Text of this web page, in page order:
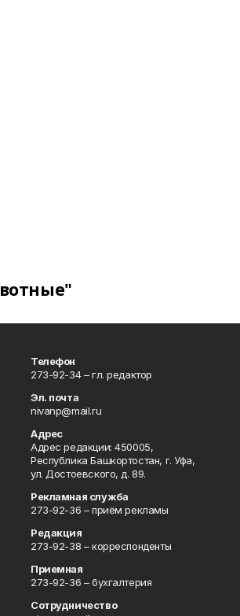
Телефон
273-92-34 – гл. редактор
Эл. почта
nivanp@mail.ru
Адрес
Адрес редакции: 450005,
Республика Башкортостан, г. Уфа,
ул. Достоевского, д. 89.
Рекламная служба
273-92-36 – приём рекламы
Редакция
273-92-38 – корреспонденты
Приемная
273-92-36 – бухгалтерия
Сотрудничество